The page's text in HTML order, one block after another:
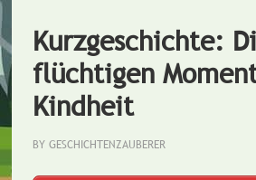
Kurzgeschichte:
flüchtigen
Kindheit
BY GESCHICHTENZAUBERER